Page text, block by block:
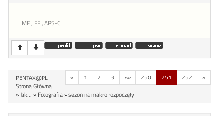
MF , FF , APS-C
« 1 2 3 «» 250 251 252 »
PENTAX@PL
Strona Główna
» Jak... » Fotografia»sezon na makro rozpoczęty!